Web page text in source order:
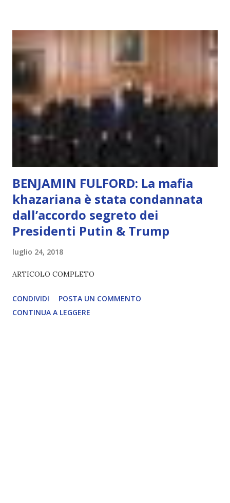
che permette di scegliere per amore anche quando non è la
scelta più efficiente. È ciò che ci collega all’Uno Infinito.
L’intelligenza può simulare comportamenti coscienti, ma
non può essere Coscienza. Può copiare, ma non può vivere
l’esperienza. Come diventerà ovvio Man mano che l’IA
diventerà sempre più avanzata (soprattutto tra il 2027 e il
2035), emergeranno situazioni che renderanno la differenza
lampante: L’IA sarà in gr...
BENJAMIN FULFORD: La mafia
khazariana è stata condannata
dall’accordo segreto dei
Presidenti Putin & Trump
luglio 24, 2018
ARTICOLO COMPLETO
CONDIVIDI
POSTA UN COMMENTO
CONTINUA A LEGGERE